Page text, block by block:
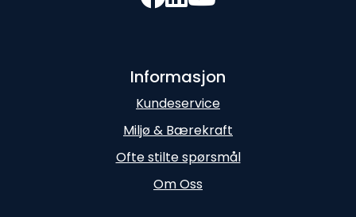
Informasjon
Kundeservice
Miljø & Bærekraft
Ofte stilte spørsmål
Om Oss